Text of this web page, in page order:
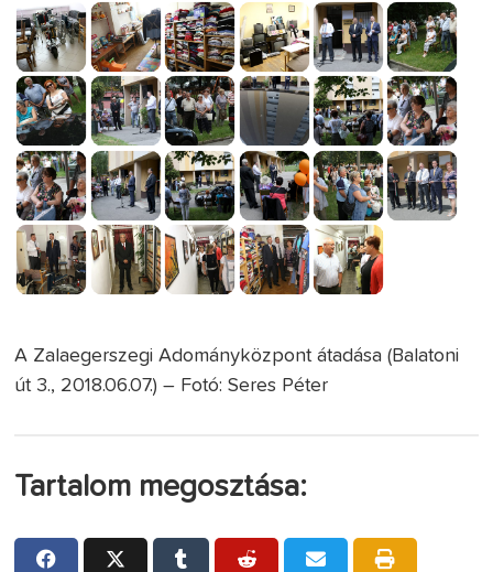
A Zalaegerszegi Adományközpont átadása (Balatoni
út 3., 2018.06.07.) – Fotó: Seres Péter
Tartalom megosztása: